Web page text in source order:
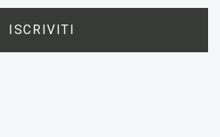
ISCRIVITI